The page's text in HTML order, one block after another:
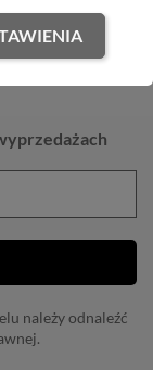
należy odnaleźć